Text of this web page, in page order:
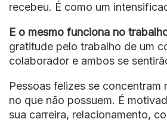
recebeu. É como um
E o mesmo funciona no
gratitude pelo trabalho de um
colaborador e ambos se
Pessoas felizes se concentram
no que não possuem. É
sua carreira, relacionamento,